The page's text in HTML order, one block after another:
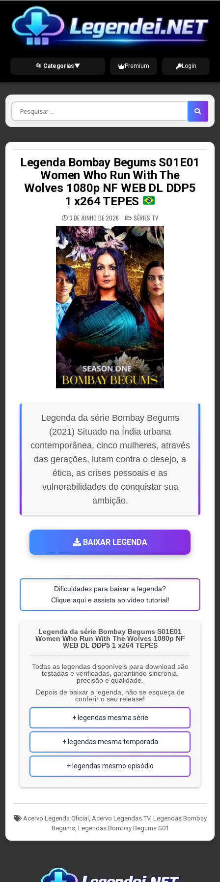
content
📂 Categorias▼ Premium Login
Pesquisar
por
Legenda Bombay Begums S01E01
Women Who Run With The
Wolves 1080p NF WEB DL DDP5
1 x264 TEPES
3 DE JUNHO DE 2026 POSTED
IN
SÉRIES TV
Legenda da série Bombay Begums
(2021) Situado na Índia urbana
contemporânea, cinco mulheres, através
das gerações, lutam contra o desejo, a
ética, as crises pessoais e as
vulnerabilidades de conquistar sua
ambição.
BAIXAR LEGENDA
Dificuldades para baixar a legenda?
Clique aqui e assista ao vídeo tutorial!
Legenda da série Bombay Begums S01E01
Women Who Run With The Wolves 1080p NF
WEB DL DDP5 1 x264 TEPES
Todas as legendas disponíveis para download são
testadas e verificadas, garantindo sincronia,
precisão e qualidade.
Depois de baixar a legenda, não se esqueça de
conferir o seu release!
+ legendas mesma série
+ legendas mesma temporada
+ legendas mesmo episódio
Tagged
Acervo Legenda Oficial Acervo Legendas.TV, Legendas Bombay
Begums, Legendas Bombay Begums S01